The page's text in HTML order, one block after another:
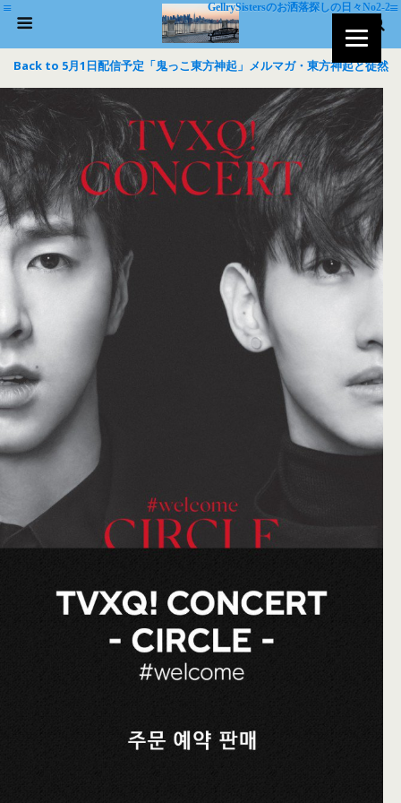
Back to 5月1日配信予定「鬼っこ東方神起」メルマガ・東方神起と徒然
GellrySistersのお洒落探しの日々No2-2